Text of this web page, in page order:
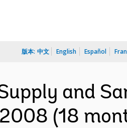
版本: 中文 English Español
and
(18